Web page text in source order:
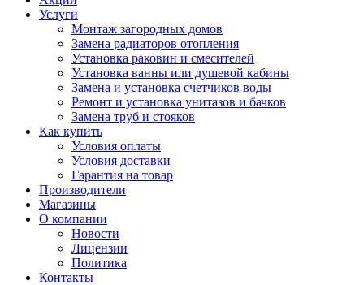
Услуги
Монтаж загородных домов
Замена радиаторов отопления
Установка раковин и смесителей
Установка ванны или душевой кабины
Замена и установка счетчиков воды
Ремонт и установка унитазов и бачков
Замена труб и стояков
Как купить
Условия оплаты
Условия доставки
Гарантия на товар
Производители
Магазины
О компании
Новости
Лицензии
Политика
Контакты